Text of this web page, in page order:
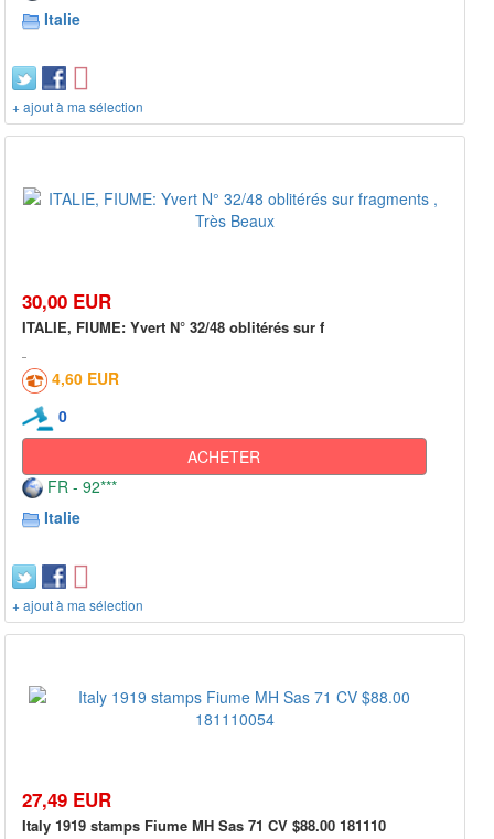
Italie
+ ajout à ma sélection
30,00 EUR
ITALIE, FIUME: Yvert N° 32/48 oblitérés sur f
4,60 EUR
0
ACHETER
FR - 92***
Italie
+ ajout à ma sélection
27,49 EUR
Italy 1919 stamps Fiume MH Sas 71 CV $88.00 181110